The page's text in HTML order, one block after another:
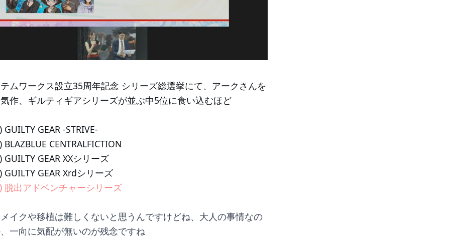
ムワークス設立35周年記念 シリーズ総選挙にて、アークさんを
作、ギルティギアシリーズが並ぶ中5位に食い込むほど
GEAR -STRIVE-
CENTRALFICTION
GEAR XXシリーズ
GUILTY GEAR Xrdシリーズ
脱出アドベンチャーシリーズ
イクや移植は難しくないと思うんですけどね、大人の事情なの
一向に気配が無いのが残念ですね